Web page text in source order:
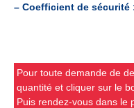
– Coefficient de sécurité
Pour toute demande de
quantité et cliquer sur le
Puis rendez-vous dans le